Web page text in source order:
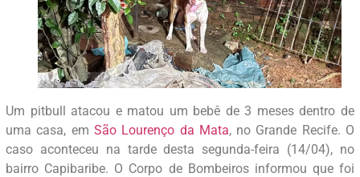
Um pitbull atacou e matou um bebê de 3 meses dentro de
uma casa, em São Lourenço da Mata, no Grande Recife. O
caso aconteceu na tarde desta segunda-feira (14/04), no
bairro Capibaribe. O Corpo de Bombeiros informou que foi